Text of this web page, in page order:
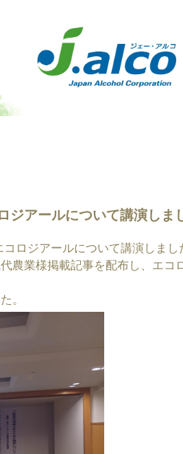
ジアールについて講演しま
ロジアールについて講演しまし
農業様掲載記事を配布し、エコ
。